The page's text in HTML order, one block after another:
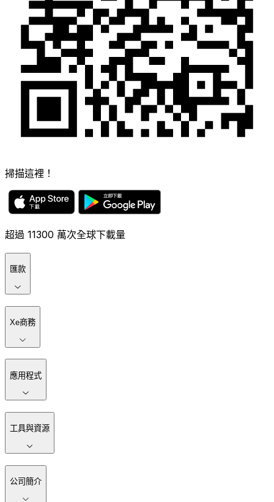
掃描這裡！
超過 11300 萬次全球下載量
匯款
Xe商務
應用程式
工具與資源
公司簡介